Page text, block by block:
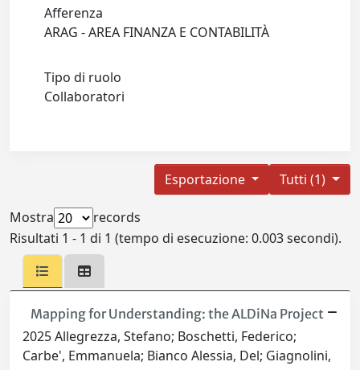
Afferenza
ARAG - AREA FINANZA E CONTABILITÀ
Tipo di ruolo
Collaboratori
Tutti (1)
Esportazione
Mostra
records
Risultati 1 - 1 di 1 (tempo di esecuzione: 0.003 secondi).
Mapping for Understanding: the ALDiNa Project
2025 Allegrezza, Stefano; Boschetti, Federico;
Carbe', Emmanuela; Bianco Alessia, Del; Giagnolini,